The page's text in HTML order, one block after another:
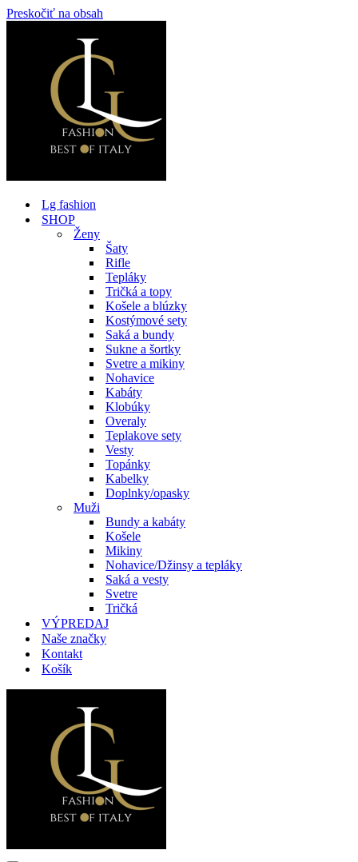
Preskočiť na obsah
Lg fashion
SHOP
Ženy
Šaty
Rifle
Tepláky
Tričká a topy
Košele a blúzky
Kostýmové sety
Saká a bundy
Sukne a šortky
Svetre a mikiny
Nohavice
Kabáty
Klobúky
Overaly
Teplakove sety
Vesty
Topánky
Kabelky
Doplnky/opasky
Muži
Bundy a kabáty
Košele
Mikiny
Nohavice/Džinsy a tepláky
Saká a vesty
Svetre
Tričká
VÝPREDAJ
Naše značky
Kontakt
Košík